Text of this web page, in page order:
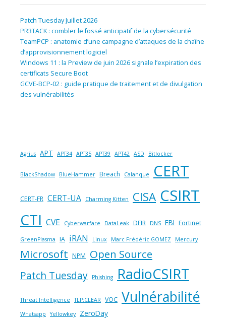
Patch Tuesday Juillet 2026
PR3TACK : combler le fossé anticipatif de la cybersécurité
TeamPCP : anatomie d’une campagne d’attaques de la chaîne
d’approvisionnement logiciel
Windows 11 : la Preview de juin 2026 signale l’expiration des
certificats Secure Boot
GCVE-BCP-02 : guide pratique de traitement et de divulgation
des vulnérabilités
Agrius APT APT34 APT35 APT39 APT42 ASD Bitlocker
BlackShadow BlueHammer Breach Calanque CERT
CERT-FR CERT-UA Charming Kitten CISA CSIRT
CTI CVE Cyberwarfare DataLeak DFIR DNS FBI Fortinet
GreenPlasma IA iRAN Linux Marc Frédéric GOMEZ Mercury
Microsoft NPM Open Source
Patch Tuesday Phishing RadioCSIRT
Threat Intelligence TLP:CLEAR VOC Vulnérabilité
Whatsapp Yellowkey ZeroDay